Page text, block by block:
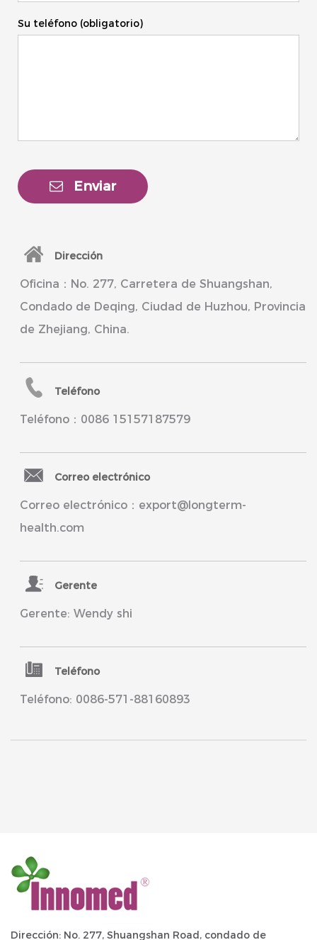
Su teléfono (obligatorio)
Enviar
Dirección
Oficina：No. 277, Carretera de Shuangshan,
Condado de Deqing, Ciudad de Huzhou, Provincia
de Zhejiang, China.
Teléfono
Teléfono：0086 15157187579
Correo electrónico
Correo electrónico：export@longterm-
health.com
Gerente
Gerente: Wendy shi
Teléfono
Teléfono: 0086-571-88160893
Dirección: No. 277, Shuangshan Road, condado de